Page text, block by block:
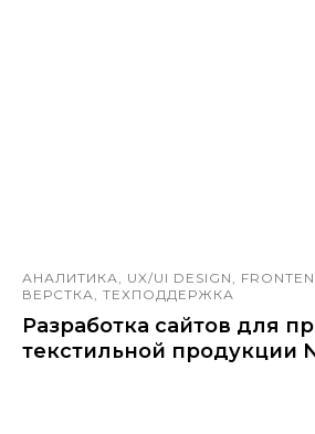
АНАЛИТИКА, UX/UI DESIGN,
ВЕРСТКА, ТЕХПОДДЕРЖКА
Разработка сайтов для
текстильной продукции